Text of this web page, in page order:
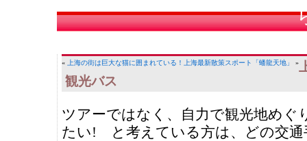
« 上海の街は巨大な猫に囲まれている！ 上海最新散策スポート「蟠龍天地」 »
観光バス
ツアーではなく、自力で観光地めぐ
たい! と考えている方は、どの交通